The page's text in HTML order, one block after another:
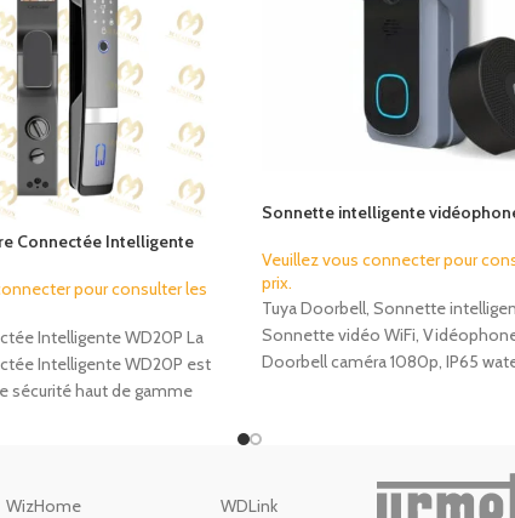
Connectée Intelligente
pour consulter les
Intelligente WD20P La
Intelligente WD20P est
sécurité haut de gamme
Sonnette intelligente
Veuillez vous connecter pour
prix.
Tuya Doorbell, Sonnette
Sonnette vidéo WiFi,
Doorbell caméra 1080p, IP65
WizHome WDLink